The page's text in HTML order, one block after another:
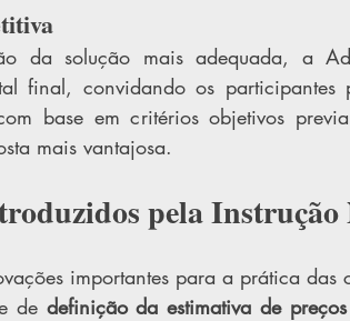
da solução mais adequada, a
final, convidando os participantes
base em critérios objetivos
mais vantajosa.
pela
importantes para a prática das
de definição da estimativa de